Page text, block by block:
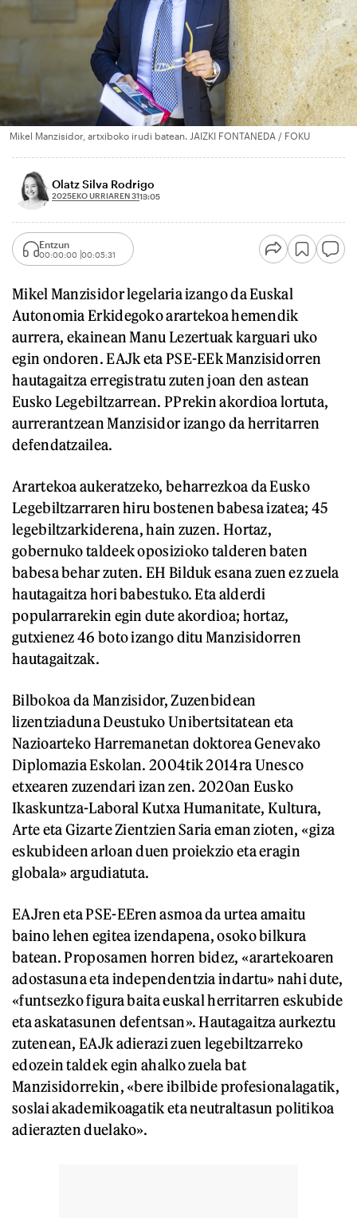
Mikel Manzisidor, artxiboko irudi batean. JAIZKI FONTANEDA / FOKU
Olatz Silva Rodrigo
2025EKO URRIAREN 3113:05
Entzun
00:00:00 00:05:31
Mikel Manzisidor legelaria izango da Euskal
Autonomia Erkidegoko arartekoa hemendik
aurrera, ekainean Manu Lezertuak karguari uko
egin ondoren. EAJk eta PSE-EEk Manzisidorren
hautagaitza erregistratu zuten joan den astean
Eusko Legebiltzarrean. PPrekin akordioa lortuta,
aurrerantzean Manzisidor izango da herritarren
defendatzailea.
Arartekoa aukeratzeko, beharrezkoa da Eusko
Legebiltzarraren hiru bostenen babesa izatea; 45
legebiltzarkiderena, hain zuzen. Hortaz,
gobernuko taldeek oposizioko talderen baten
babesa behar zuten. EH Bilduk esana zuen ez zuela
hautagaitza hori babestuko. Eta alderdi
popularrarekin egin dute akordioa; hortaz,
gutxienez 46 boto izango ditu Manzisidorren
hautagaitzak.
Bilbokoa da Manzisidor, Zuzenbidean
lizentziaduna Deustuko Unibertsitatean eta
Nazioarteko Harremanetan doktorea Genevako
Diplomazia Eskolan. 2004tik 2014ra Unesco
etxearen zuzendari izan zen. 2020an Eusko
Ikaskuntza-Laboral Kutxa Humanitate, Kultura,
Arte eta Gizarte Zientzien Saria eman zioten, «giza
eskubideen arloan duen proiekzio eta eragin
globala» argudiatuta.
EAJren eta PSE-EEren asmoa da urtea amaitu
baino lehen egitea izendapena, osoko bilkura
batean. Proposamen horren bidez, «arartekoaren
adostasuna eta independentzia indartu» nahi dute,
«funtsezko figura baita euskal herritarren eskubide
eta askatasunen defentsan». Hautagaitza aurkeztu
zutenean, EAJk adierazi zuen legebiltzarreko
edozein taldek egin ahalko zuela bat
Manzisidorrekin, «bere ibilbide profesionalagatik,
soslai akademikoagatik eta neutraltasun politikoa
adierazten duelako».